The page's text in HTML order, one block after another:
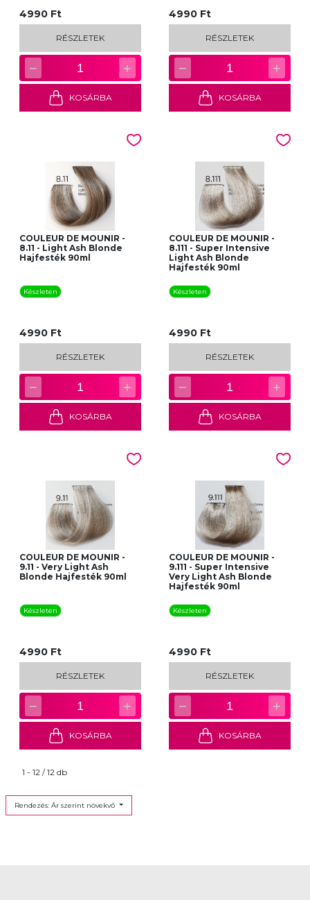
4990 Ft
RÉSZLETEK
− 1 +
KOSÁRBA
4990 Ft
RÉSZLETEK
− 1 +
KOSÁRBA
COULEUR DE MOUNIR -
8.11 - Light Ash Blonde
Hajfesték 90ml
Készleten
4990 Ft
RÉSZLETEK
− 1 +
KOSÁRBA
COULEUR DE MOUNIR -
8.111 - Super Intensive
Light Ash Blonde
Hajfesték 90ml
Készleten
4990 Ft
RÉSZLETEK
− 1 +
KOSÁRBA
COULEUR DE MOUNIR -
9.11 - Very Light Ash
Blonde Hajfesték 90ml
Készleten
4990 Ft
RÉSZLETEK
− 1 +
KOSÁRBA
COULEUR DE MOUNIR -
9.111 - Super Intensive
Very Light Ash Blonde
Hajfesték 90ml
Készleten
4990 Ft
RÉSZLETEK
− 1 +
KOSÁRBA
1 - 12 / 12 db
Rendezés: Ár szerint növekvő